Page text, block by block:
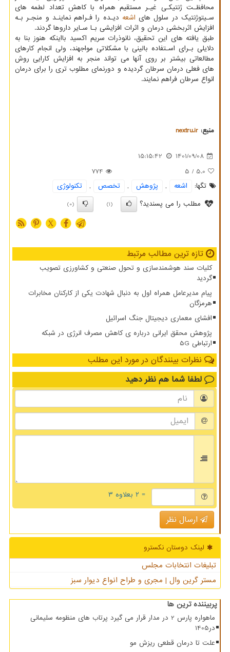
محافظـت ژنتیکـی غیـر مستقیم همراه با کاهش تعداد لطمه های
سـیتوژنتیک در سلول های اشعه دیـده را فـراهم نماینـد و منجـر بـه
افزایش اثربخشی درمان و اثرات افزایشی بـا سـایر داروها گردند.
طبق یافته های این تحقیق، نانوذرات سریم اکسید بااینکه هنوز بنا به
دلایلی بـرای اسـتفاده بالینی با مشکلاتی مواجهند، ولی انجام کارهای
مطالعاتی بیشتر بر روی آنها می تواند منجر به افزایش کارایی روش
های فعلی درمان سرطان گردیده و دورنمای مطلوب تری را برای درمان
انواع سرطان فراهم نمایند.
منبع: nextru.ir
1401/09/08
15:15:42
5.0
/ 5
774
تگها:
اشعه , پژوهش , تخصص ,
تكنولوژی
مطلب را می پسندید؟
(1)
(0)
X
تازه ترین مطالب مرتبط
کلیات سند هوشمندسازی و تحول صنعتی و کشاورزی تصویب
گردید
پیام مدیرعامل همراه اول به دنبال شهادت یکی از کارکنان مخابرات
هرمزگان
افشای معماری دیجیتال جنگ اسرائیل
پژوهش محقق ایرانی درباره ی کاهش مصرف انرژی در شبکه
ارتباطی 5G
نظرات بینندگان در مورد این مطلب
لطفا شما هم نظر دهید
= ۲ بعلاوه ۳
ارسال نظر
لینک دوستان نكسترو
تبلیغات انتخابات مجلس
مستر گرین وال | مجری و طراح انواع دیوار سبز
پربیننده ترین ها
ماهواره پارس 2 در مدار قرار می گیرد پرتاب های منظومه سلیمانی
در1405
علت تا درمان قطعی ریزش مو